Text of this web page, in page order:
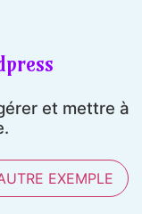
et mettre à
EXEMPLE